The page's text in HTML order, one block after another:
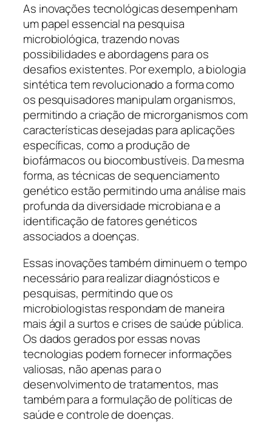
As inovações tecnológicas desempenham
um papel essencial na pesquisa
microbiológica, trazendo novas
possibilidades e abordagens para os
desafios existentes. Por exemplo, a biologia
sintética tem revolucionado a forma como
os pesquisadores manipulam organismos,
permitindo a criação de microrganismos com
características desejadas para aplicações
específicas, como a produção de
biofármacos ou biocombustíveis. Da mesma
forma, as técnicas de sequenciamento
genético estão permitindo uma análise mais
profunda da diversidade microbiana e a
identificação de fatores genéticos
associados a doenças.
Essas inovações também diminuem o tempo
necessário para realizar diagnósticos e
pesquisas, permitindo que os
microbiologistas respondam de maneira
mais ágil a surtos e crises de saúde pública.
Os dados gerados por essas novas
tecnologias podem fornecer informações
valiosas, não apenas para o
desenvolvimento de tratamentos, mas
também para a formulação de políticas de
saúde e controle de doenças.